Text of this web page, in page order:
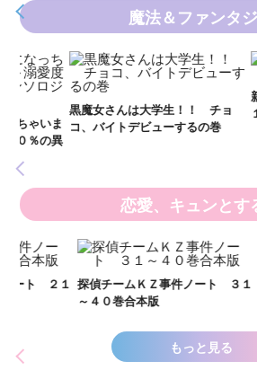
魔法＆ファンタ
黒魔女さんは大学生！！ チョ
コ、バイトデビューするの巻
新 妖界
１１巻合
恋愛、キュンとす
探偵チームＫＺ事件ノート ３１
～４０巻合本版
探偵チー
～２０巻
もっと見る